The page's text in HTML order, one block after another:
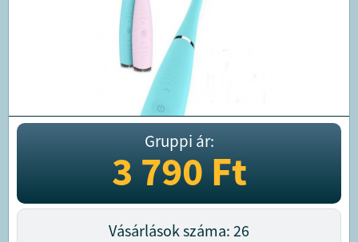
Gruppi ár:
3 790Ft
Vásárlások száma: 26